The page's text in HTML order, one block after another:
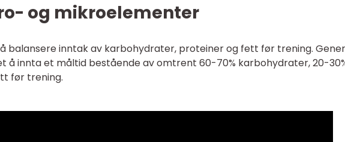
og mikroelementer
balansere inntak av karbohydrater, proteiner og fett før trening.
å innta et måltid bestående av omtrent 60-70% karbohydrater, 20-
før trening.